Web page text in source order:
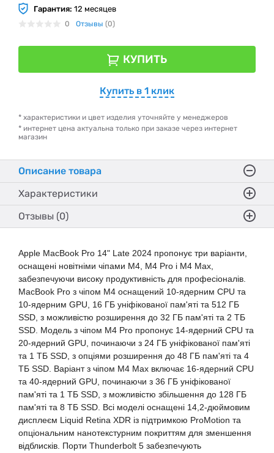
Гарантия: 12 месяцев
0 Отзывы (0)
КУПИТЬ
Купить в 1 клик
* характеристики и цвет изделия уточняйте у менеджеров
* интернет цена актуальна только при заказе через интернет
магазин
Описание товара
Характеристики
Отзывы (0)
Apple MacBook Pro 14" Late 2024 пропонує три варіанти,
оснащені новітніми чіпами M4, M4 Pro і M4 Max,
забезпечуючи високу продуктивність для професіоналів.
MacBook Pro з чіпом M4 оснащений 10-ядерним CPU та
10-ядерним GPU, 16 ГБ уніфікованої пам'яті та 512 ГБ
SSD, з можливістю розширення до 32 ГБ пам'яті та 2 ТБ
SSD. Модель з чіпом M4 Pro пропонує 14-ядерний CPU та
20-ядерний GPU, починаючи з 24 ГБ уніфікованої пам'яті
та 1 ТБ SSD, з опціями розширення до 48 ГБ пам'яті та 4
ТБ SSD. Варіант з чіпом M4 Max включає 16-ядерний CPU
та 40-ядерний GPU, починаючи з 36 ГБ уніфікованої
пам'яті та 1 ТБ SSD, з можливістю збільшення до 128 ГБ
пам'яті та 8 ТБ SSD. Всі моделі оснащені 14,2-дюймовим
дисплеєм Liquid Retina XDR із підтримкою ProMotion та
опціональним нанотекстурним покриттям для зменшення
відблисків. Порти Thunderbolt 5 забезпечують